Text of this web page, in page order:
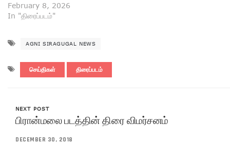
February 8, 2026
In "திரைப்படம்"
AGNI SIRAGUGAL NEWS
செய்திகள் திரைப்படம்
NEXT POST
பிரான்மலை படத்தின் திரை விமர்சனம்
DECEMBER 30, 2018